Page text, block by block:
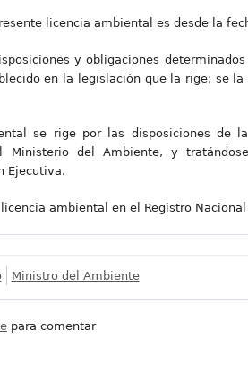
licencia ambiental es desde la
y obligaciones
en la legislación que la rige; se
se rige por las disposiciones de
Ministerio del Ambiente, y
Ejecutiva.
ambiental en el Registro Nacional
Ministro del Ambiente
para comentar